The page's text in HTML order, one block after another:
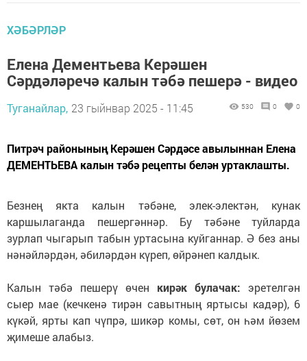
ХӘБӘРЛӘР
Елена Дементьева Керәшен
Сәрдәләречә калын тәбә пешерә - видео
Туганайлар, 23 гыйнвар 2025 - 11:45 530 0 0
Питрәч районының Керәшен Сәрдәсе авылыннан Елена
ДЕМЕНТЬЕВА калын тәбә рецепты белән уртаклашты.
Безнең якта калын тәбәне, элек-электән, кунак
каршылаганда пешергәннәр. Бу тәбәне туйларда
зурлап чыгарып табын уртасына куйганнар. Ә без аны
нәнәйләрдән, әбиләрдән күреп, өйрәнеп калдык.
Калын тәбә пешерү өчен кирәк булачак: эретелгән
сыер мае (кечкенә тирән савытның яртысы кадәр), 6
күкәй, ярты кап чүпрә, шикәр комы, сөт, он һәм йөзем
җимеше алабыз.